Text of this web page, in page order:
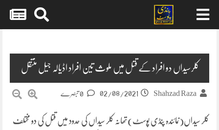
کلرسیداں دو افراد کے قتل میں ملوث تین افراد اڈیالہ جیل منتقل
Shahzad Raza
02/08/2021
کلر سیداں(نمائندہ پنڈی پوسٹ)تھانہ کلر سیداں کی حدود میں قتل کی دو مختلف